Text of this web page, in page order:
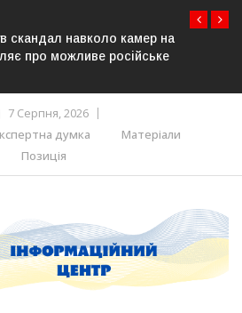
план дій на випадок
до Придністров’я
7 Серпня, 2026
думка
Матеріали
Позиція